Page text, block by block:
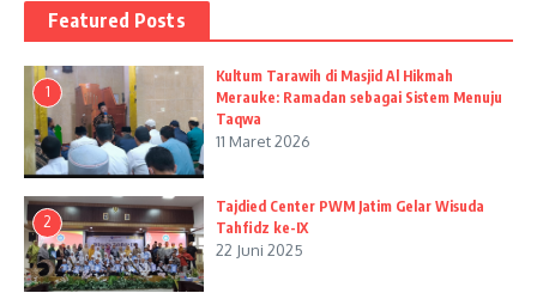
Featured Posts
1
Kultum Tarawih di Masjid Al Hikmah
Merauke: Ramadan sebagai Sistem Menuju
Taqwa
11 Maret 2026
2
Tajdied Center PWM Jatim Gelar Wisuda
Tahfidz ke-IX
22 Juni 2025